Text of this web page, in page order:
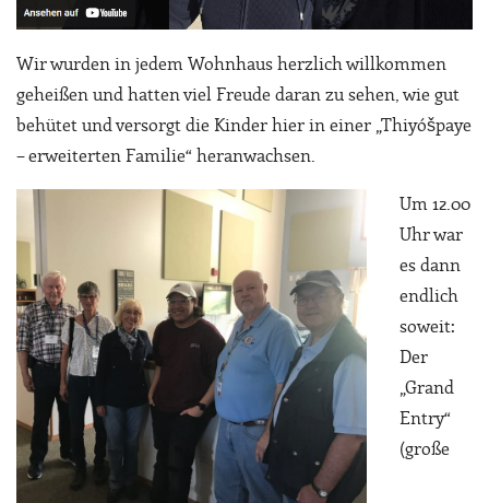
Wir wurden in jedem Wohnhaus herzlich willkommen
geheißen und hatten viel Freude daran zu sehen, wie gut
behütet und versorgt die Kinder hier in einer „Thiyóšpaye
– erweiterten Familie“ heranwachsen.
Um 12.00
Uhr war
es dann
endlich
soweit:
Der
„Grand
Entry“
(große